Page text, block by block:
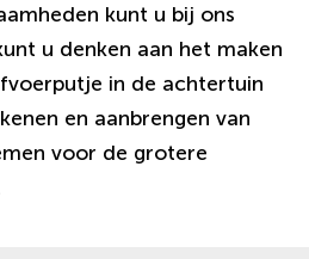
kunt u bij ons
u denken aan het maken
in de achtertuin
en aanbrengen van
voor de grotere